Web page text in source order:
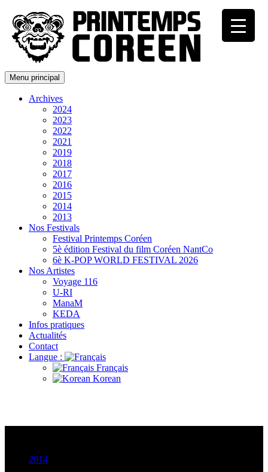
Menu principal
Archives
2024
2023
2022
2021
2019
2018
2017
2016
2015
2014
2013
Nos Festivals
Festival Printemps Coréen
5è édition Festival du film Coréen NantCo
6è K-POP WORLD FESTIVAL 2026
Nos Artistes
Voyage 116
U-RI
ManaM
KEDA
Infos pratiques
Actualités
Contact
Langue :
Français
Korean
2014